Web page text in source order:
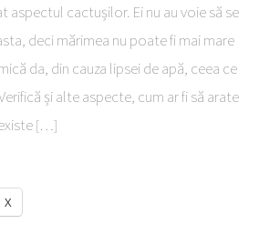
aspectul cactușilor. Ei nu au voie să se
deci mărimea nu poate fi mai mare
da, din cauza lipsei de apă, ceea ce
și alte aspecte, cum ar fi să arate
[…]
X